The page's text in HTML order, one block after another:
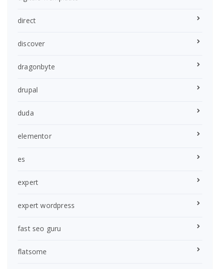
direct
discover
dragonbyte
drupal
duda
elementor
es
expert
expert wordpress
fast seo guru
flatsome